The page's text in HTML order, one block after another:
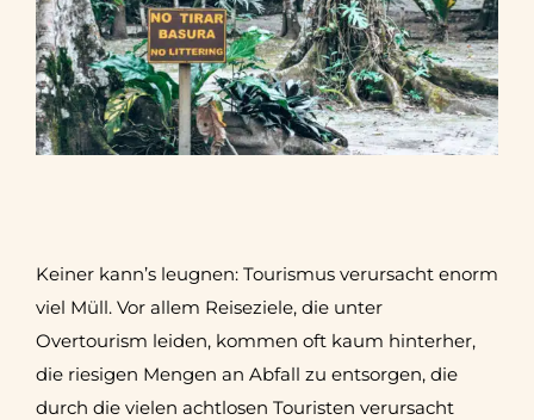
Keiner kann’s leugnen: Tourismus verursacht enorm
viel Müll. Vor allem Reiseziele, die unter
Overtourism leiden, kommen oft kaum hinterher,
die riesigen Mengen an Abfall zu entsorgen, die
durch die vielen achtlosen Touristen verursacht